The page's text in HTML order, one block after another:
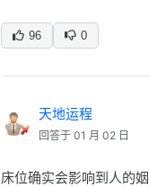
96 0
天地运程
回答于 01 月 02 日
床位确实会影响到人的